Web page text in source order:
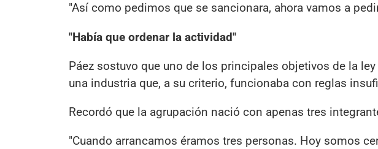
"Así como pedimos que se sancionara, ahora vamos a
"Había que ordenar la actividad"
Páez sostuvo que uno de los principales objetivos de la
una industria que, a su criterio, funcionaba con reglas
Recordó que la agrupación nació con apenas tres
"Cuando arrancamos éramos tres personas. Hoy somos